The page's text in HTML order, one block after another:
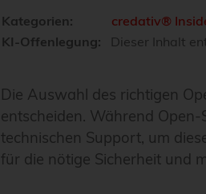
Kategorien:
credativ®
KI-Offenlegung:
Dieser Inhalt
Die Auswahl des richtigen
entscheiden. Während
technischen Support, um
für die nötige Sicherheit und